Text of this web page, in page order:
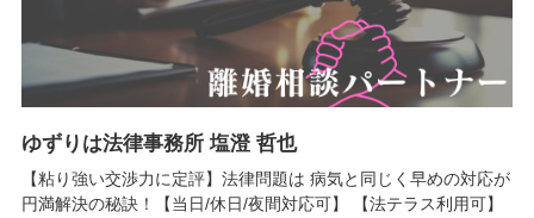
ゆずりは法律事務所 塩澄 哲也
【粘り強い交渉力に定評】法律問題は 病気と同じく早めの対応が
円満解決の秘訣！【当日/休日/夜間対応可】 【法テラス利用可】